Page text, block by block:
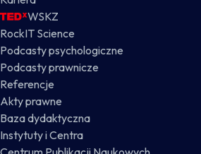
WSKZ
RockIT Science
Podcasty psychologiczne
Podcasty prawnicze
Referencje
Akty prawne
Baza dydaktyczna
Instytuty i Centra